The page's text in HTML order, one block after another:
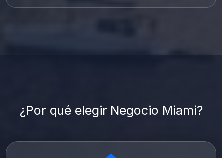
¿Por qué elegir Negocio Miami?